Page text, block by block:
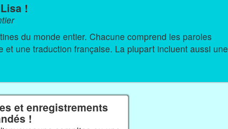
!
Chacune comprend les paroles
et une traduction française. La plupart incluent aussi une
et enregistrements
!